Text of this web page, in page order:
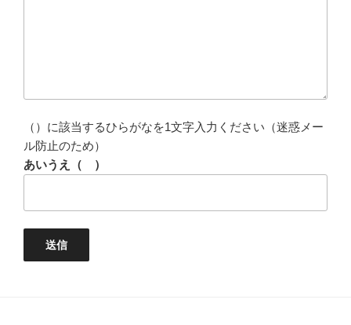
（）に該当するひらがなを1文字入力ください（迷惑メー
ル防止のため）
あいうえ（ ）